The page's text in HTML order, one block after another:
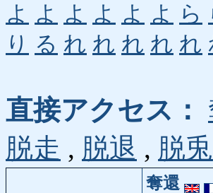
よ よ よ よ よ よ ら
り る れ れ れ れ れ
直接アクセス：
脱走 , 脱退 , 脱兎
奪還